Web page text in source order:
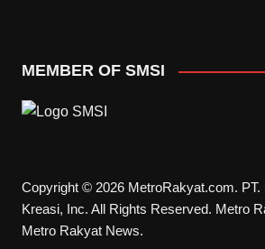
MEMBER OF SMSI
Copyright © 2026 MetroRakyat.com.
Kreasi, Inc. All Rights Reserved. Metro
Metro Rakyat News.